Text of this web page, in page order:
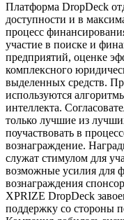
Платформа DropDeck
доступности и в
процесс
участие в поиске и
предприятий, оценке
комплексного
выделенных средств.
используются
интеллекта.
только лучшие из
поучаствовать в
вознаграждение.
служат стимулом для
возможные усилия для
вознаграждения
XPRIZE DropDeck
поддержку со стороны